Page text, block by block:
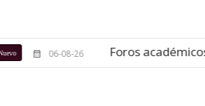
Foros académicos de la 37 FILAH